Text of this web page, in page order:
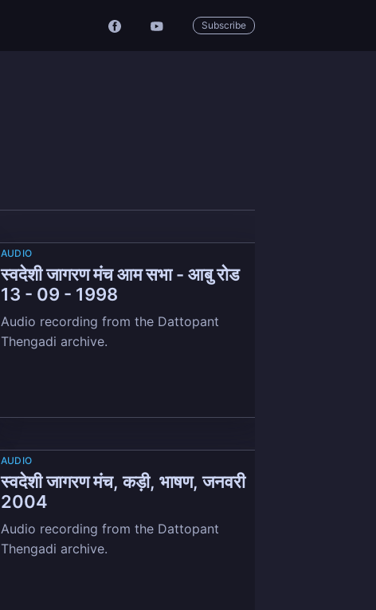
Subscribe
AUDIO
स्वदेशी जागरण मंच आम सभा - आबु रोड
13 - 09 - 1998
Audio recording from the Dattopant
Thengadi archive.
AUDIO
स्वदेशी जागरण मंच, कड़ी, भाषण, जनवरी
2004
Audio recording from the Dattopant
Thengadi archive.